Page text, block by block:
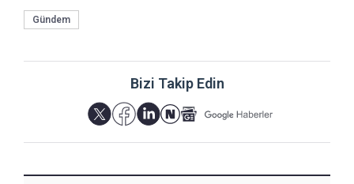
Gündem
Bizi Takip Edin